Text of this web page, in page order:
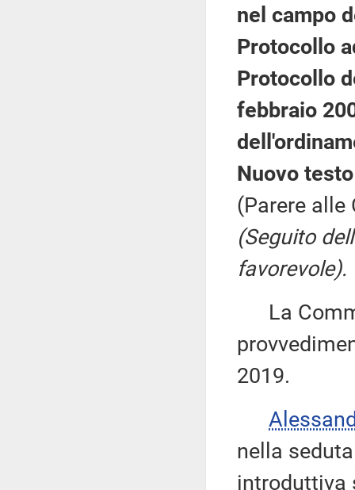
nel campo
Protocollo
Protocollo
febbraio
Nuovo
(Parere alle
(Seguito
favorevole).
La
2019.
nella
introduttiva